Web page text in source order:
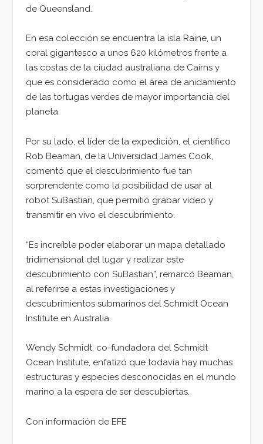
de Queensland.
En esa colección se encuentra la isla Raine, un
coral gigantesco a unos 620 kilómetros frente a
las costas de la ciudad australiana de Cairns y
que es considerado como el área de anidamiento
de las tortugas verdes de mayor importancia del
planeta.
Por su lado, el líder de la expedición, el científico
Rob Beaman, de la Universidad James Cook,
comentó que el descubrimiento fue tan
sorprendente como la posibilidad de usar al
robot SuBastian, que permitió grabar vídeo y
transmitir en vivo el descubrimiento.
“Es increíble poder elaborar un mapa detallado
tridimensional del lugar y realizar este
descubrimiento con SuBastian”, remarcó Beaman,
al referirse a estas investigaciones y
descubrimientos submarinos del Schmidt Ocean
Institute en Australia.
Wendy Schmidt, co-fundadora del Schmidt
Ocean Institute, enfatizó que todavía hay muchas
estructuras y especies desconocidas en el mundo
marino a la espera de ser descubiertas.
Con información de EFE